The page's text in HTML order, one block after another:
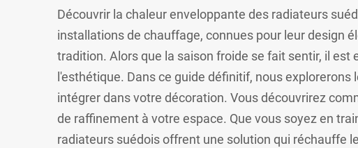
Découvrir la chaleur enveloppante des radiateurs
installations de chauffage, connues pour leur design
tradition. Alors que la saison froide se fait sentir, il
l'esthétique. Dans ce guide définitif, nous
intégrer dans votre décoration. Vous découvrirez
de raffinement à votre espace. Que vous soyez en
radiateurs suédois offrent une solution qui réchauffe